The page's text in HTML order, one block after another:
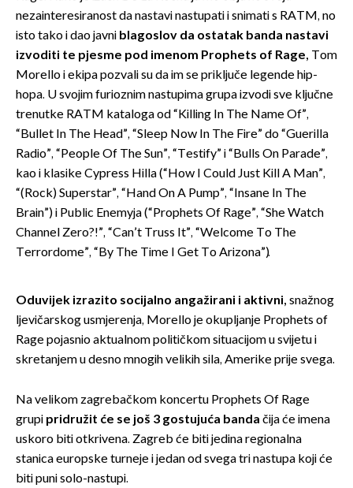
nezainteresiranost da nastavi nastupati i snimati s RATM, no
isto tako i dao javni blagoslov da ostatak banda nastavi
izvoditi te pjesme pod imenom Prophets of Rage, Tom
Morello i ekipa pozvali su da im se priključe legende hip-
hopa. U svojim furioznim nastupima grupa izvodi sve ključne
trenutke RATM kataloga od “Killing In The Name Of”,
“Bullet In The Head”, “Sleep Now In The Fire” do “Guerilla
Radio”, “People Of The Sun”, “Testify” i “Bulls On Parade”,
kao i klasike Cypress Hilla (“How I Could Just Kill A Man”,
“(Rock) Superstar”, “Hand On A Pump”, “Insane In The
Brain”) i Public Enemyja (“Prophets Of Rage”, “She Watch
Channel Zero?!”, “Can’t Truss It”, “Welcome To The
Terrordome”, “By The Time I Get To Arizona”).
Oduvijek izrazito socijalno angažirani i aktivni, snažnog
ljevičarskog usmjerenja, Morello je okupljanje Prophets of
Rage pojasnio aktualnom političkom situacijom u svijetu i
skretanjem u desno mnogih velikih sila, Amerike prije svega.
Na velikom zagrebačkom koncertu Prophets Of Rage
grupi pridružit će se još 3 gostujuća banda čija će imena
uskoro biti otkrivena. Zagreb će biti jedina regionalna
stanica europske turneje i jedan od svega tri nastupa koji će
biti puni solo-nastupi.